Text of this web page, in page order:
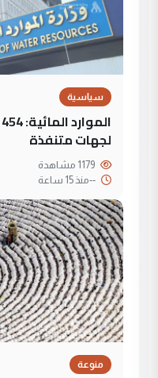
سياسية
لجهات متنفذة
--منذ 15 ساعة
منوعة